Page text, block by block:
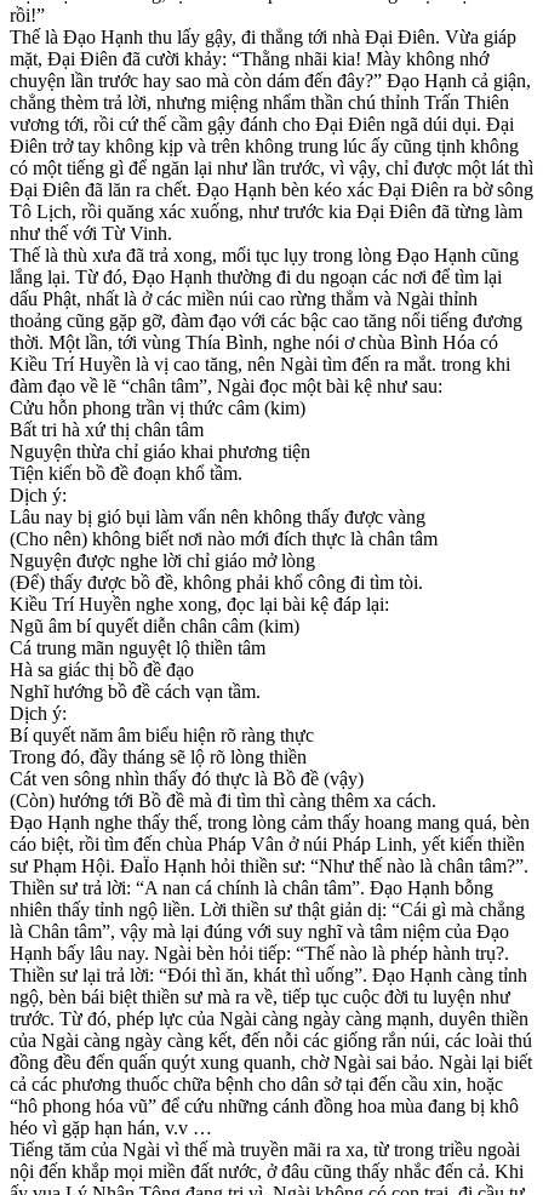
rồi!”
Thế là Đạo Hạnh thu lấy gậy, đi thẳng tới nhà Đại Điên. Vừa giáp
mặt, Đại Điên đã cười khảy: “Thằng nhãi kia! Mày không nhớ
chuyện lần trước hay sao mà còn dám đến đây?” Đạo Hạnh cả giận,
chẳng thèm trả lời, nhưng miệng nhẩm thần chú thỉnh Trấn Thiên
vương tới, rồi cứ thế cầm gậy đánh cho Đại Điên ngã dúi dụi. Đại
Điên trở tay không kịp và trên không trung lúc ấy cũng tịnh không
có một tiếng gì để ngăn lại như lần trước, vì vậy, chỉ được một lát thì
Đại Điên đã lăn ra chết. Đạo Hạnh bèn kéo xác Đại Điên ra bờ sông
Tô Lịch, rồi quăng xác xuống, như trước kia Đại Điên đã từng làm
như thế với Từ Vinh.
Thế là thù xưa đã trả xong, mối tục lụy trong lòng Đạo Hạnh cũng
lắng lại. Từ đó, Đạo Hạnh thường đi du ngoạn các nơi để tìm lại
dấu Phật, nhất là ở các miền núi cao rừng thẳm và Ngài thỉnh
thoảng cũng gặp gỡ, đàm đạo với các bậc cao tăng nổi tiếng đương
thời. Một lần, tới vùng Thía Bình, nghe nói ơ chùa Bình Hóa có
Kiều Trí Huyền là vị cao tăng, nên Ngài tìm đến ra mắt. trong khi
đàm đạo về lẽ “chân tâm”, Ngài đọc một bài kệ như sau:
Cửu hỗn phong trần vị thức câm (kim)
Bất tri hà xứ thị chân tâm
Nguyện thừa chỉ giáo khai phương tiện
Tiện kiến bồ đề đoạn khổ tầm.
Dịch ý:
Lâu nay bị gió bụi làm vẩn nên không thấy được vàng
(Cho nên) không biết nơi nào mới đích thực là chân tâm
Nguyện được nghe lời chỉ giáo mở lòng
(Để) thấy được bồ đề, không phải khổ công đi tìm tòi.
Kiều Trí Huyền nghe xong, đọc lại bài kệ đáp lại:
Ngũ âm bí quyết diễn chân câm (kim)
Cá trung mãn nguyệt lộ thiền tâm
Hà sa giác thị bồ đề đạo
Nghĩ hướng bồ đề cách vạn tầm.
Dịch ý:
Bí quyết năm âm biểu hiện rõ ràng thực
Trong đó, đầy tháng sẽ lộ rõ lòng thiền
Cát ven sông nhìn thấy đó thực là Bồ đề (vậy)
(Còn) hướng tới Bồ đề mà đi tìm thì càng thêm xa cách.
Đạo Hạnh nghe thấy thế, trong lòng cảm thấy hoang mang quá, bèn
cáo biệt, rồi tìm đến chùa Pháp Vân ở núi Pháp Linh, yết kiến thiền
sư Phạm Hội. ĐaÏo Hạnh hỏi thiền sư: “Như thế nào là chân tâm?”.
Thiền sư trả lời: “A nan cá chính là chân tâm”. Đạo Hạnh bỗng
nhiên thấy tỉnh ngộ liền. Lời thiền sư thật giản dị: “Cái gì mà chẳng
là Chân tâm”, vậy mà lại đúng với suy nghĩ và tâm niệm của Đạo
Hạnh bấy lâu nay. Ngài bèn hỏi tiếp: “Thế nào là phép hành trụ?.
Thiền sư lại trả lời: “Đói thì ăn, khát thì uống”. Đạo Hạnh càng tỉnh
ngộ, bèn bái biệt thiền sư mà ra về, tiếp tục cuộc đời tu luyện như
trước. Từ đó, phép lực của Ngài càng ngày càng mạnh, duyên thiền
của Ngài càng ngày càng kết, đến nỗi các giống rắn núi, các loài thú
đồng đều đến quấn quýt xung quanh, chờ Ngài sai bảo. Ngài lại biết
cả các phương thuốc chữa bệnh cho dân sở tại đến cầu xin, hoặc
“hô phong hóa vũ” để cứu những cánh đồng hoa mùa đang bị khô
héo vì gặp hạn hán, v.v …
Tiếng tăm của Ngài vì thế mà truyền mãi ra xa, từ trong triều ngoài
nội đến khắp mọi miền đất nước, ở đâu cũng thấy nhắc đến cả. Khi